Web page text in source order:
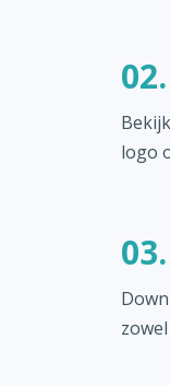
02.
logo
03.